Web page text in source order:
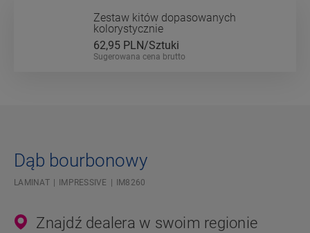
Zestaw kitów dopasowanych
kolorystycznie
62,95 PLN/Sztuki
Sugerowana cena brutto
Dąb bourbonowy
LAMINAT IMPRESSIVE IM8260
Znajdź dealera w swoim regionie